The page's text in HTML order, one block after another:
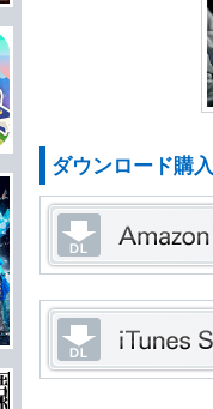
ダウンロード購入